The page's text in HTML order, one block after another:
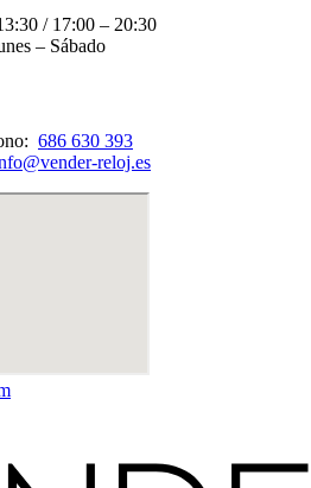
/ 17:00 – 20:30
– Sábado
686 630 393
reloj.es